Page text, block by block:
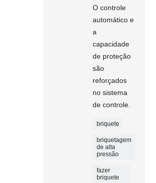
O controle
automático e
a
capacidade
de proteção
são
reforçados
no sistema
de controle.
briquete
briquetagem
de alta
pressão
fazer
briquete